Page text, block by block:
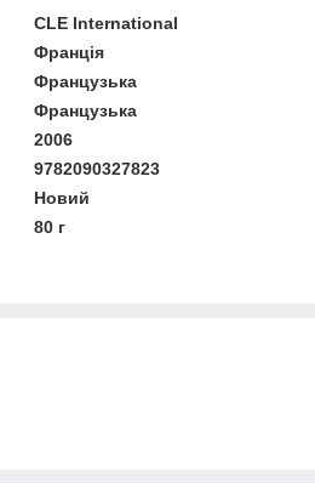
CLE International
Франція
Французька
Французька
2006
9782090327823
Новий
80 г